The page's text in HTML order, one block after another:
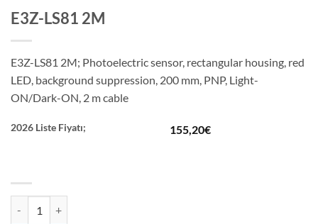
E3Z-LS81 2M
E3Z-LS81 2M; Photoelectric sensor, rectangular housing, red
LED, background suppression, 200 mm, PNP, Light-
ON/Dark-ON, 2 m cable
2026 Liste Fiyatı; 155,20€